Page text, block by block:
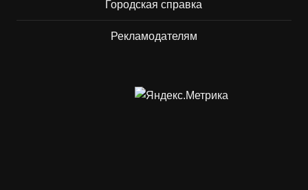
Городская справка
Рекламодателям